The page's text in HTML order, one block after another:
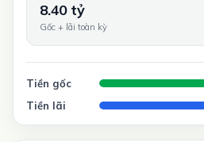
8.40 tỷ
Gốc + lãi toàn kỳ
Tiền gốc
Tiền lãi